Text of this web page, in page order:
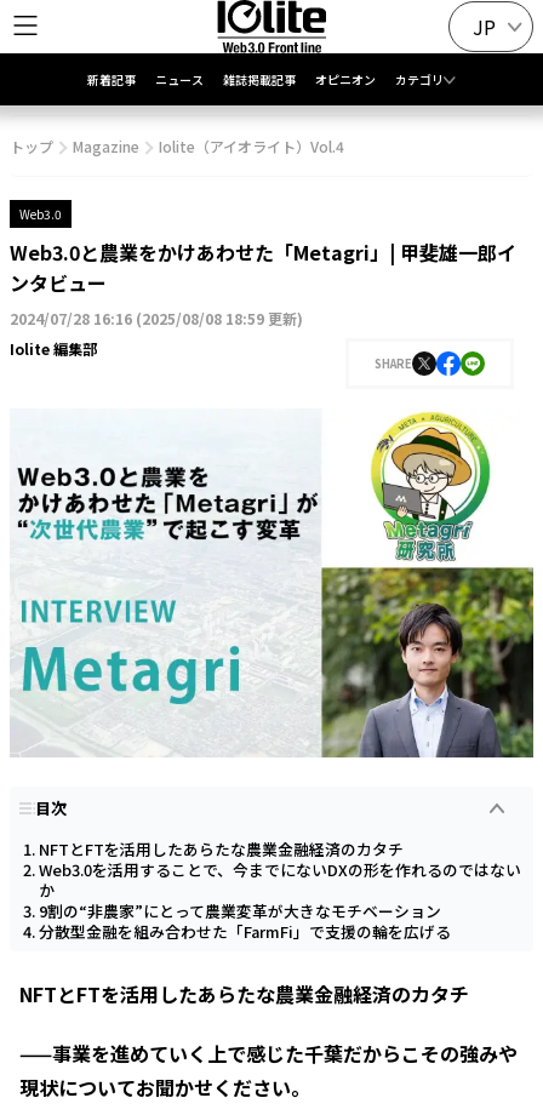
JP
新着記事 ニュース 雑誌掲載記事 オピニオン カテゴリ
トップ Magazine Iolite（アイオライト）Vol.4
Web3.0
Web3.0と農業をかけあわせた「Metagri」| 甲斐雄一郎イ
ンタビュー
2024/07/28 16:16 (2025/08/08 18:59 更新)
Iolite 編集部
SHARE
目次
NFTとFTを活用したあらたな農業金融経済のカタチ
Web3.0を活用することで、今までにないDXの形を作れるのではない
か
9割の“非農家”にとって農業変革が大きなモチベーション
分散型金融を組み合わせた「FarmFi」で支援の輪を広げる
NFTとFTを活用したあらたな農業金融経済のカタチ
——事業を進めていく上で感じた千葉だからこその強みや
現状についてお聞かせください。